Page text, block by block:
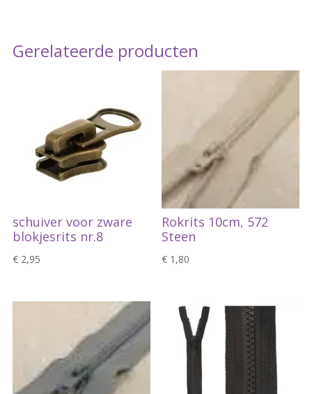
Gerelateerde producten
schuiver voor zware
blokjesrits nr.8
€2,95
Rokrits 10cm, 572
Steen
€ 1,80